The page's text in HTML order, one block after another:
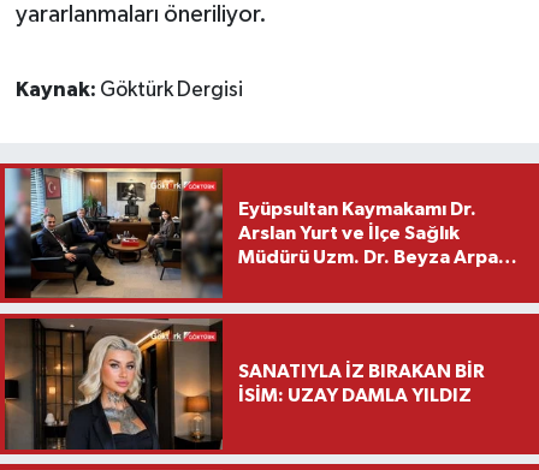
yararlanmaları öneriliyor.
Kaynak: Göktürk Dergisi
Eyüpsultan Kaymakamı Dr.
Arslan Yurt ve İlçe Sağlık
Müdürü Uzm. Dr. Beyza Arpacı
Ziyareti
SANATIYLA İZ BIRAKAN BİR
İSİM: UZAY DAMLA YILDIZ